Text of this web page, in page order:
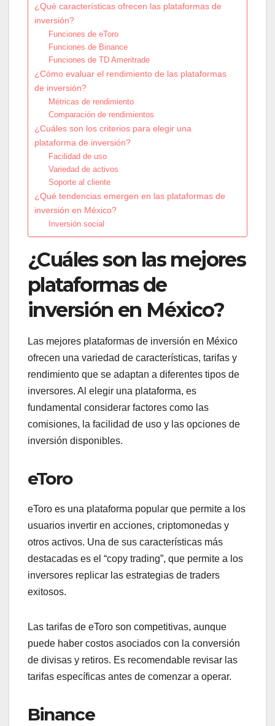
¿Qué características ofrecen las plataformas de
inversión?
Funciones de eToro
Funciones de Binance
Funciones de TD Ameritrade
¿Cómo evaluar el rendimiento de las plataformas
de inversión?
Métricas de rendimiento
Comparación de rendimientos
¿Cuáles son los criterios para elegir una
plataforma de inversión?
Facilidad de uso
Variedad de activos
Soporte al cliente
¿Qué tendencias emergen en las plataformas de
inversión en México?
Inversión social
¿Cuáles son las mejores
plataformas de
inversión en México?
Las mejores plataformas de inversión en México
ofrecen una variedad de características, tarifas y
rendimiento que se adaptan a diferentes tipos de
inversores. Al elegir una plataforma, es
fundamental considerar factores como las
comisiones, la facilidad de uso y las opciones de
inversión disponibles.
eToro
eToro es una plataforma popular que permite a los
usuarios invertir en acciones, criptomonedas y
otros activos. Una de sus características más
destacadas es el “copy trading”, que permite a los
inversores replicar las estrategias de traders
exitosos.
Las tarifas de eToro son competitivas, aunque
puede haber costos asociados con la conversión
de divisas y retiros. Es recomendable revisar las
tarifas específicas antes de comenzar a operar.
Binance